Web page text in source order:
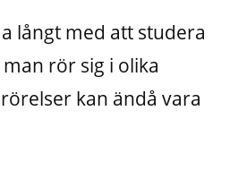
långt med att studera
rör sig i olika
kan ändå vara